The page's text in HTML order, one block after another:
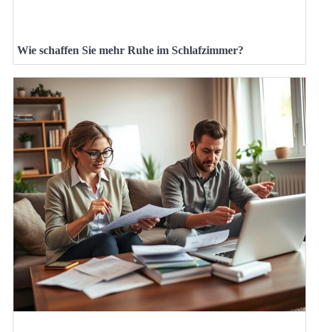
Wie schaffen Sie mehr Ruhe im Schlafzimmer?